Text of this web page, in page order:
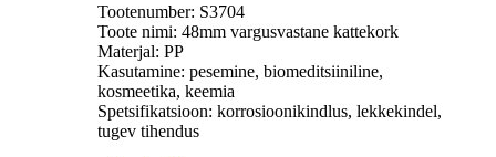
Tootenumber: S3704
Toote nimi: 48mm vargusvastane kattekork
Materjal: PP
Kasutamine: pesemine, biomeditsiiniline,
kosmeetika, keemia
Spetsifikatsioon: korrosioonikindlus, lekkekindel,
tugev tihendus